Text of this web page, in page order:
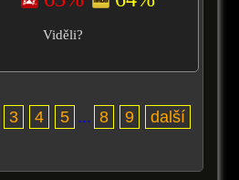
Viděli?
3 4 5 ... 8 9 další